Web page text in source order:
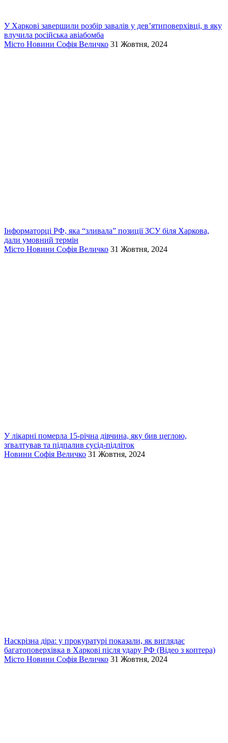
У Харкові завершили розбір завалів у дев’ятиповерхівці, в яку
влучила російська авіабомба
Місто Новини Софія Величко 31 Жовтня, 2024
Інформаторці РФ, яка “зливала” позиції ЗСУ біля Харкова,
дали умовний термін
Місто Новини Софія Величко 31 Жовтня, 2024
У лікарні померла 15-річна дівчина, яку бив цеглою,
зґвалтував та підпалив сусід-підліток
Новини Софія Величко 31 Жовтня, 2024
Наскрізна діра: у прокуратурі показали, як виглядає
багатоповерхівка в Харкові після удару РФ (Відео з коптера)
Місто Новини Софія Величко 31 Жовтня, 2024